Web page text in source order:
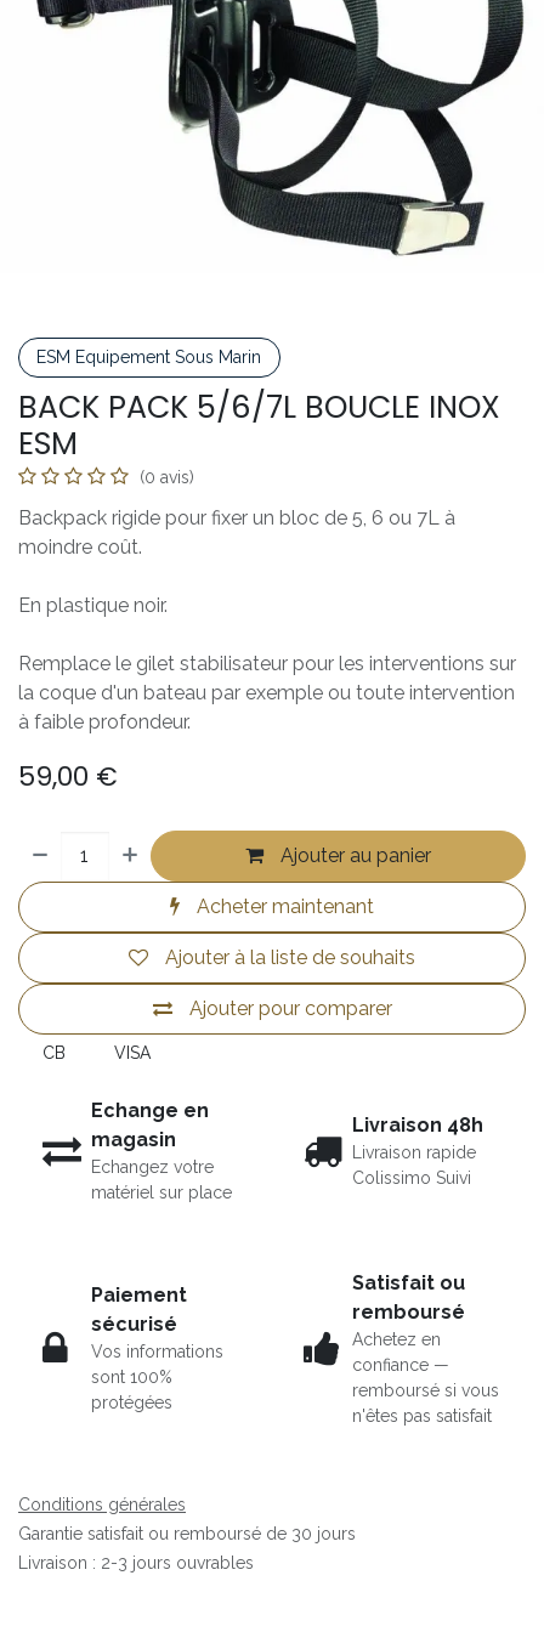
ESM Equipement Sous Marin
BACK PACK 5/6/7L BOUCLE INOX
ESM
(0 avis)
Backpack rigide pour fixer un bloc de 5, 6 ou 7L à
moindre coût.
En plastique noir.
Remplace le gilet stabilisateur pour les interventions sur
la coque d'un bateau par exemple ou toute intervention
à faible profondeur.
59,00 €
Ajouter au panier
Acheter maintenant
Ajouter pour comparer
Ajouter à la liste de souhaits
CB VISA
Echange en
magasin
Echangez votre
matériel sur place
Livraison 48h
Livraison rapide
Colissimo Suivi
Paiement
sécurisé
Vos informations
sont 100%
protégées
Satisfait ou
remboursé
Achetez en
confiance —
remboursé si vous
n'êtes pas satisfait
Conditions générales
Garantie satisfait ou remboursé de 30 jours
Livraison : 2-3 jours ouvrables